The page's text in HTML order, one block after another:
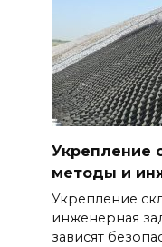
Укрепление
методы и
Укрепление
инженерная
зависят